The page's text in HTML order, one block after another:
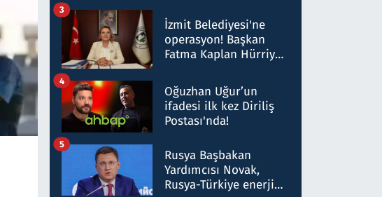
Milyar liralık para
trafiği tespit edildi
İzmit Belediyesi'ne
operasyon! Başkan
Fatma Kaplan Hürriyet
3
Oğuzhan Uğur’un
ifadesi ilk kez Diriliş
Postası'nda!
4
Rusya Başbakan
Yardımcısı Novak,
Rusya-Türkiye enerji
5